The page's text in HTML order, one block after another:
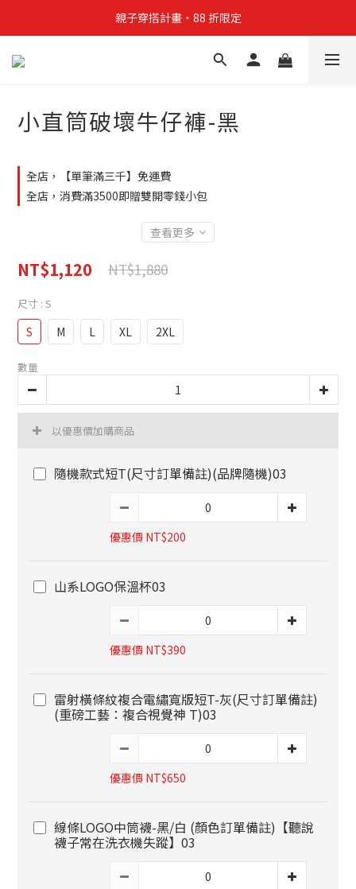
親子穿搭計畫・88 折限定
親子穿搭計畫・88 折限定
貼身補貨計畫  任選 6 件 $888
親子穿搭計畫・88 折限定
小直筒破壞牛仔褲-黑
全店，【單筆滿三千】免運費
全店，消費滿3500即贈雙開零錢小包
查看更多
NT$1,120 NT$1,880
尺寸 : S
S M L XL 2XL
數量
以優惠價加購商品
隨機款式短T(尺寸訂單備註)(品牌隨機)03
優惠價 NT$200
山系LOGO保溫杯03
優惠價 NT$390
雷射橫條紋複合電繡寬版短T-灰(尺寸訂單備註)
(重磅工藝：複合視覺神 T)03
優惠價 NT$650
線條LOGO中筒襪-黑/白 (顏色訂單備註)【聽說
襪子常在洗衣機失蹤】03